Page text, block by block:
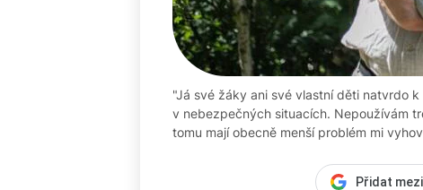
"Já své žáky ani své vlastní děti natvrdo
v nebezpečných situacích. Nepoužívám
tomu mají obecně menší problém mi
Přidat